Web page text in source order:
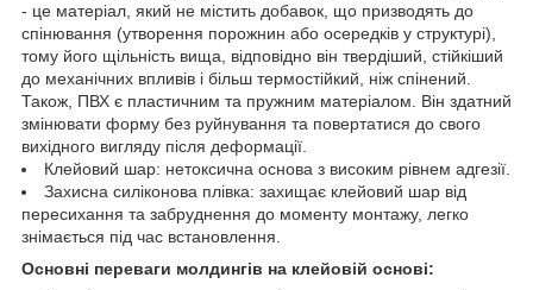
- це матеріал, який не містить добавок, що призводять до
спінювання (утворення порожнин або осередків у структурі),
тому його щільність вища, відповідно він твердіший, стійкіший
до механічних впливів і більш термостійкий, ніж спінений.
Також, ПВХ є пластичним та пружним матеріалом. Він здатний
змінювати форму без руйнування та повертатися до свого
вихідного вигляду після деформації.
Клейовий шар: нетоксична основа з високим рівнем адгезії.
Захисна силіконова плівка: захищає клейовий шар від
пересихання та забруднення до моменту монтажу, легко
знімається під час встановлення.
Основні переваги молдингів на клейовій основі: